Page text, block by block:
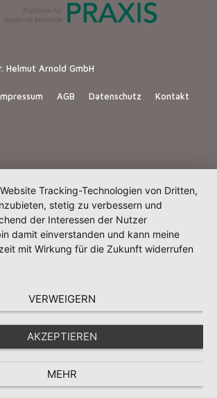
Helmut Arnold GmbH
AGB Datenschutz Kontakt
Tracking-Technologien von Dritten,
stetig zu verbessern und
der Interessen der Nutzer
damit einverstanden und kann meine
mit Wirkung für die Zukunft widerrufen
VERWEIGERN
AKZEPTIEREN
MEHR